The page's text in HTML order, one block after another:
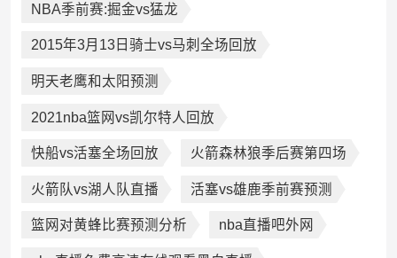
NBA季前赛:掘金vs猛龙
2015年3月13日骑士vs马刺全场回放
明天老鹰和太阳预测
2021nba篮网vs凯尔特人回放
快船vs活塞全场回放 火箭森林狼季后赛第四场
火箭队vs湖人队直播 活塞vs雄鹿季前赛预测
篮网对黄蜂比赛预测分析 nba直播吧外网